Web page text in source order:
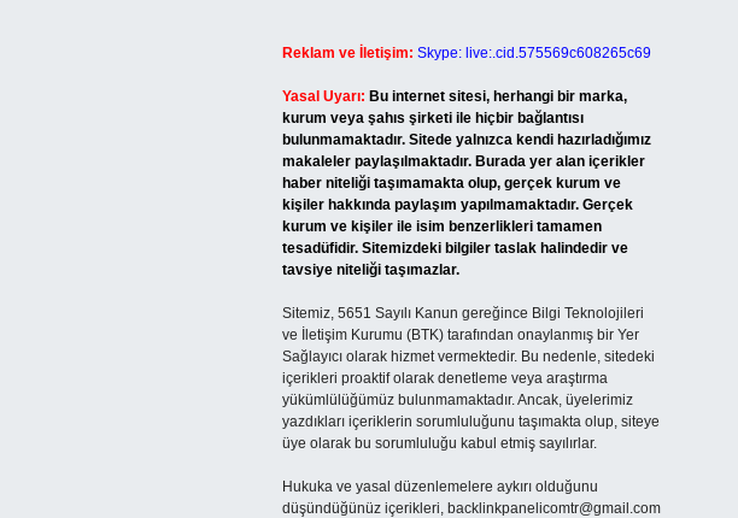
Reklam ve İletişim: Skype: live:.cid.575569c608265c69
Yasal Uyarı: Bu internet sitesi, herhangi bir marka,
kurum veya şahıs şirketi ile hiçbir bağlantısı
bulunmamaktadır. Sitede yalnızca kendi hazırladığımız
makaleler paylaşılmaktadır. Burada yer alan içerikler
haber niteliği taşımamakta olup, gerçek kurum ve
kişiler hakkında paylaşım yapılmamaktadır. Gerçek
kurum ve kişiler ile isim benzerlikleri tamamen
tesadüfidir. Sitemizdeki bilgiler taslak halindedir ve
tavsiye niteliği taşımazlar.
Sitemiz, 5651 Sayılı Kanun gereğince Bilgi Teknolojileri
ve İletişim Kurumu (BTK) tarafından onaylanmış bir Yer
Sağlayıcı olarak hizmet vermektedir. Bu nedenle, sitedeki
içerikleri proaktif olarak denetleme veya araştırma
yükümlülüğümüz bulunmamaktadır. Ancak, üyelerimiz
yazdıkları içeriklerin sorumluluğunu taşımakta olup, siteye
üye olarak bu sorumluluğu kabul etmiş sayılırlar.
Hukuka ve yasal düzenlemelere aykırı olduğunu
düşündüğünüz içerikleri, backlinkpanelicomtr@gmail.com